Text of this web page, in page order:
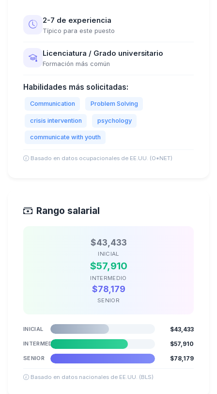
2-7 de experiencia
Típico para este puesto
Licenciatura / Grado universitario
Formación más común
Habilidades más solicitadas:
Communication Problem Solving
crisis intervention psychology
communicate with youth
Basado en datos ocupacionales de EE.UU. (O*NET)
Rango salarial
$43,433
INICIAL
$57,910
INTERMEDIO
$78,179
SENIOR
INICIAL $43,433
INTERMEDIO $57,910
SENIOR $78,179
Basado en datos nacionales de EE.UU. (BLS)